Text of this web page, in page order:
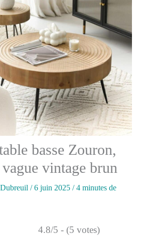
basse Zouron,
vintage brun
/6 juin 2025 /4 minutes de
4.8/5 - (5 votes)